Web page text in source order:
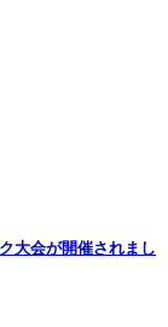
大会が開催されまし